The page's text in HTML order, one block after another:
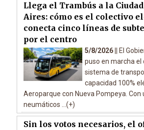
Llega el Trambús a la
Aires: cómo es el colectivo
conecta cinco líneas de
por el centro
5/8/2026 ||
El
puso en marcha el
sistema de
capacidad 100%
Aeroparque con Nueva Pompeya. Con
neumáticos ...(+)
Sin los votos necesarios, el